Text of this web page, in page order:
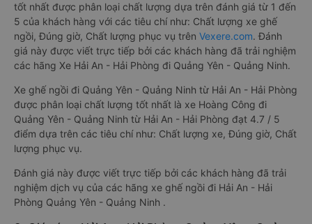
tốt nhất được phân loại chất lượng dựa trên đánh giá từ 1 đến
5 của khách hàng với các tiêu chí như: Chất lượng xe ghế
ngồi, Đúng giờ, Chất lượng phục vụ trên Vexere.com. Đánh
giá này được viết trực tiếp bởi các khách hàng đã trải nghiệm
các hãng Xe Hải An - Hải Phòng đi Quảng Yên - Quảng Ninh.
Xe ghế ngồi đi Quảng Yên - Quảng Ninh từ Hải An - Hải Phòng
được phân loại chất lượng tốt nhất là xe Hoàng Công đi
Quảng Yên - Quảng Ninh từ Hải An - Hải Phòng đạt 4.7 / 5
điểm dựa trên các tiêu chí như: Chất lượng xe, Đúng giờ, Chất
lượng phục vụ.
Đánh giá này được viết trực tiếp bởi các khách hàng đã trải
nghiệm dịch vụ của các hãng xe ghế ngồi đi Hải An - Hải
Phòng Quảng Yên - Quảng Ninh .